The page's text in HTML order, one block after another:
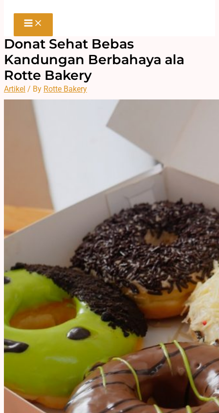
Donat Sehat Bebas
Kandungan Berbahaya ala
Rotte Bakery
Artikel / By Rotte Bakery